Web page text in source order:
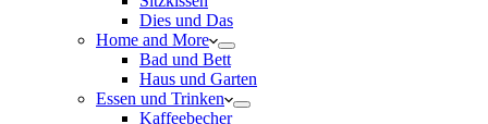
Dies und Das
Home and More
Bad und Bett
Haus und Garten
Essen und Trinken
Kaffeebecher